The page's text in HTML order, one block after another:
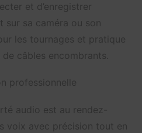
et d’enregistrer
sur sa caméra ou son
les tournages et pratique
câbles encombrants.
professionnelle
audio est au rendez-
voix avec précision tout en